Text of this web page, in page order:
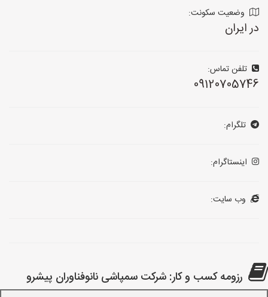
وضعیت سکونت:
در ایران
تلفن تماس:
09120705746
تلگرام:
اینستاگرام:
وب سایت:
رزومه کسب و کار: شرکت سمپاشی نانوفناوران پیشرو